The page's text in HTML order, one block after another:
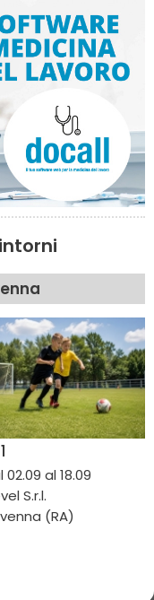
02.09 al 18.09
S.r.l.
(RA)